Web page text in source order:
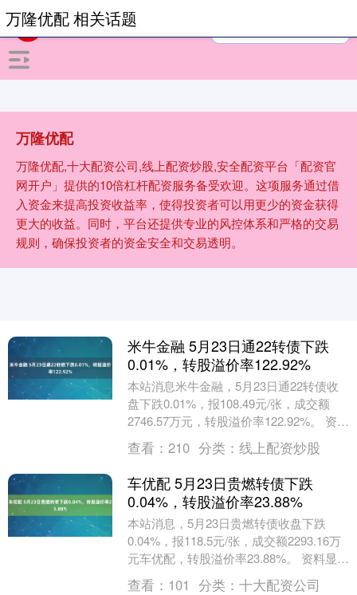
万隆优配
万隆优配,十大配资公司,线上配资炒股,安全配资平台「配资官
网开户」提供的10倍杠杆配资服务备受欢迎。这项服务通过借
入资金来提高投资收益率，使得投资者可以用更少的资金获得
更大的收益。同时，平台还提供专业的风控体系和严格的交易
规则，确保投资者的资金安全和交易透明。
万隆优配 相关话题
米牛金融 5月23日通22转债下跌
0.01%，转股溢价率122.92%
本站消息米牛金融，5月23日通22转债收
盘下跌0.01%，报108.49元/张，成交额
2746.57万元，转股溢价率122.92%。 资料
显示，通22转债信用级....
查看： 210 分类： 线上配资炒股
车优配 5月23日贵燃转债下跌
0.04%，转股溢价率23.88%
本站消息，5月23日贵燃转债收盘下跌
0.04%，报118.5元/张，成交额2293.16万
元车优配，转股溢价率23.88%。 资料显
示，贵燃转债信用级别为“AA....
查看： 101 分类： 十大配资公司